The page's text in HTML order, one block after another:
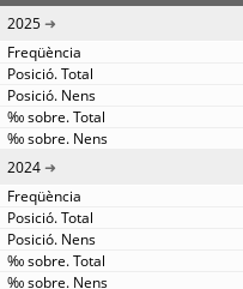
2025
2024